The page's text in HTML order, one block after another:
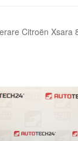
Citroën Xsara